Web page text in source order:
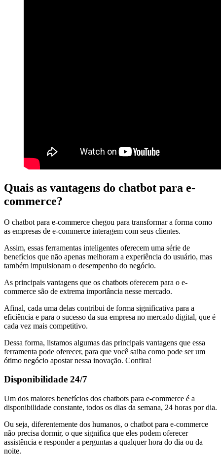
Quais as vantagens do chatbot para e-
commerce?
O chatbot para e-commerce chegou para transformar a forma como
as empresas de e-commerce interagem com seus clientes.
Assim, essas ferramentas inteligentes oferecem uma série de
benefícios que não apenas melhoram a experiência do usuário, mas
também impulsionam o desempenho do negócio.
As principais vantagens que os chatbots oferecem para o e-
commerce são de extrema importância nesse mercado.
Afinal, cada uma delas contribui de forma significativa para a
eficiência e para o sucesso da sua empresa no mercado digital, que é
cada vez mais competitivo.
Dessa forma, listamos algumas das principais vantagens que essa
ferramenta pode oferecer, para que você saiba como pode ser um
ótimo negócio apostar nessa inovação. Confira!
Disponibilidade 24/7
Um dos maiores benefícios dos chatbots para e-commerce é a
disponibilidade constante, todos os dias da semana, 24 horas por dia.
Ou seja, diferentemente dos humanos, o chatbot para e-commerce
não precisa dormir, o que significa que eles podem oferecer
assistência e responder a perguntas a qualquer hora do dia ou da
noite.